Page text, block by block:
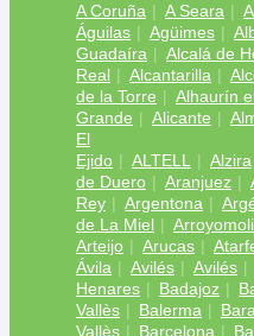
A Coruña A Seara
Águilas
Agüimes
Guadaíra
Alcalá de
Real
Alcantarilla
de la Torre
Alhaurín
Grande
Alicante
El
Ejido
ALTELL Alzira
de Duero
Aranjuez
Rey
Argentona
de La Miel
Arteijo
Arucas
Ávila
Avilés Avilés
Henares
Badajoz
Vallès
Balerma
Vallès
Barcelona